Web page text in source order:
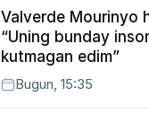
Valverde Mourinyo
“Uning bunday
kutmagan edim”
Bugun, 15:35